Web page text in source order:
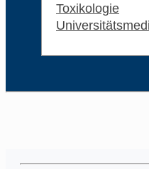
Toxikologie